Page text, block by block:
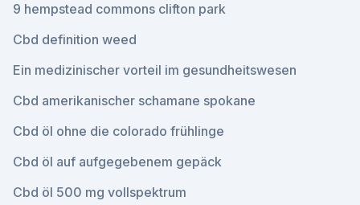
9 hempstead commons clifton park
Cbd definition weed
Ein medizinischer vorteil im gesundheitswesen
Cbd amerikanischer schamane spokane
Cbd öl ohne die colorado frühlinge
Cbd öl auf aufgegebenem gepäck
Cbd öl 500 mg vollspektrum